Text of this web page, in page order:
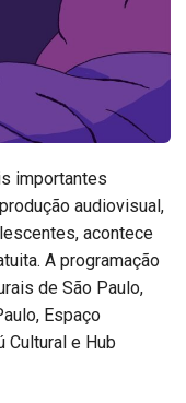
importantes
audiovisual,
acontece
A programação
de São Paulo,
Espaço
Cultural e Hub